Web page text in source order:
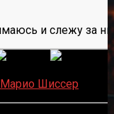
и слежу за
(
Марио Шиссер